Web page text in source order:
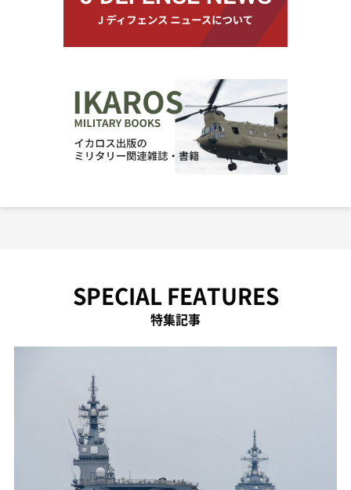
SPECIAL FEATURES
特集記事